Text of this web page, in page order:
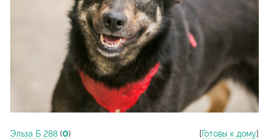
Эльза Б 288 (0) [Готовы к дому]